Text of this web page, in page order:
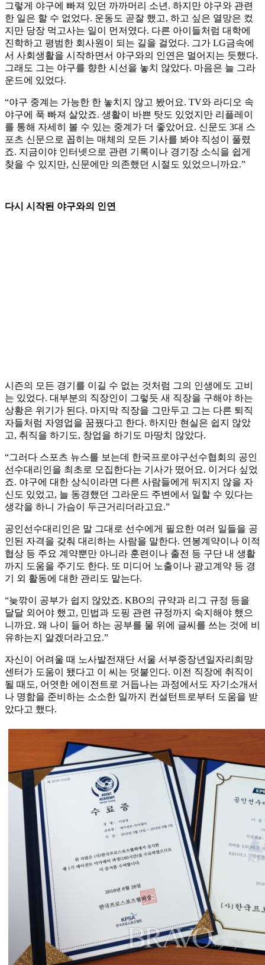
그렇게 야구에 빠져 있던 까까머리 소년. 하지만 야구와 관련
한 일은 할 수 없었다. 운동도 곧잘 했고, 하고 싶은 열망은 컸
지만 당장 먹고사는 일이 먼저였다. 다른 아이들처럼 대학에
진학하고 평범한 회사원이 되는 길을 걸었다. 그가 LG금속에
서 사회생활을 시작하면서 야구와의 인연은 멀어지는 듯했다.
그래도 그는 야구를 향한 시선을 놓치 않았다. 마음은 늘 그라
운드에 있었다.
“야구 중계는 가능한 한 놓치지 않고 봤어요. TV와 라디오 속
야구에 푹 빠져 살았죠. 생활이 바쁜 탓도 있었지만 리플레이
를 통해 자세히 볼 수 있는 중계가 더 좋았어요. 신문도 3대 스
포츠 신문으로 꼽히는 매체의 모든 기사를 봐야 직성이 풀렸
죠. 지금이야 인터넷으로 관련 기록이나 경기장 소식을 쉽게
찾을 수 있지만, 신문에만 의존했던 시절도 있었으니까요.”
다시 시작된 야구와의 인연
시즌의 모든 경기를 이길 수 없는 것처럼 그의 인생에도 고비
는 있었다. 대부분의 직장인이 그렇듯 새 직장을 구해야 하는
상황은 위기가 된다. 마지막 직장을 그만두고 그는 다른 퇴직
자들처럼 자영업을 꿈꿨다고 한다. 하지만 현실은 쉽지 않았
고, 취직을 하기도, 창업을 하기도 마땅치 않았다.
“그러다 스포츠 뉴스를 보는데 한국프로야구선수협회의 공인
선수대리인을 최초로 모집한다는 기사가 떴어요. 이거다 싶었
죠. 야구에 대한 상식이라면 다른 사람들에게 뒤지지 않을 자
신도 있었고, 늘 동경했던 그라운드 주변에서 일할 수 있다는
생각을 하니 가슴이 두근거리더라고요.”
공인선수대리인은 말 그대로 선수에게 필요한 여러 일들을 공
인된 자격을 갖춰 대리하는 사람을 말한다. 연봉계약이나 이적
협상 등 주요 계약뿐만 아니라 훈련이나 출전 등 구단 내 생활
까지 도움을 주기도 한다. 또 미디어 노출이나 광고계약 등 경
기 외 활동에 대한 관리도 맡는다.
“늦깎이 공부가 쉽지 않았죠. KBO의 규약과 리그 규정 등을
달달 외어야 했고, 민법과 도핑 관련 규정까지 숙지해야 했으
니까요. 왜 나이 들어 하는 공부를 물 위에 글씨를 쓰는 것에 비
유하는지 알겠더라고요.”
자신이 어려울 때 노사발전재단 서울 서부중장년일자리희망
센터가 도움이 됐다고 이 씨는 덧붙인다. 이전 직장에 취직이
될 때도, 어엿한 에이전트로 거듭나는 과정에서도 자기소개서
나 명함을 준비하는 소소한 일까지 컨설턴트로부터 도움을 받
았다고 했다.